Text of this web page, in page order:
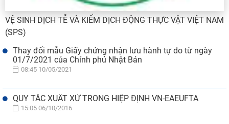
VỆ SINH DỊCH TỄ VÀ KIỂM DỊCH ĐỘNG THỰC VẬT VIỆT NAM
(SPS)
Thay đổi mẫu Giấy chứng nhận lưu hành tự do từ ngày
01/7/2021 của Chính phủ Nhật Bản
08:45 10/05/2021
QUY TẮC XUẤT XỨ TRONG HIỆP ĐỊNH VN-EAEUFTA
15:05 06/10/2016